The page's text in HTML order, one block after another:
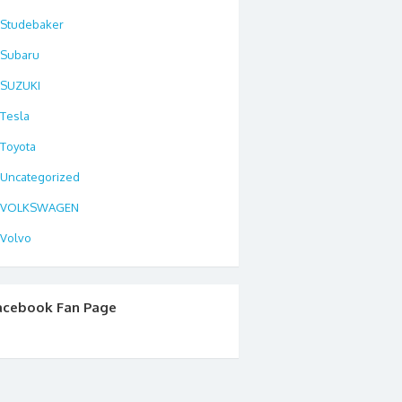
Studebaker
Subaru
SUZUKI
Tesla
Toyota
Uncategorized
VOLKSWAGEN
Volvo
Fan Page